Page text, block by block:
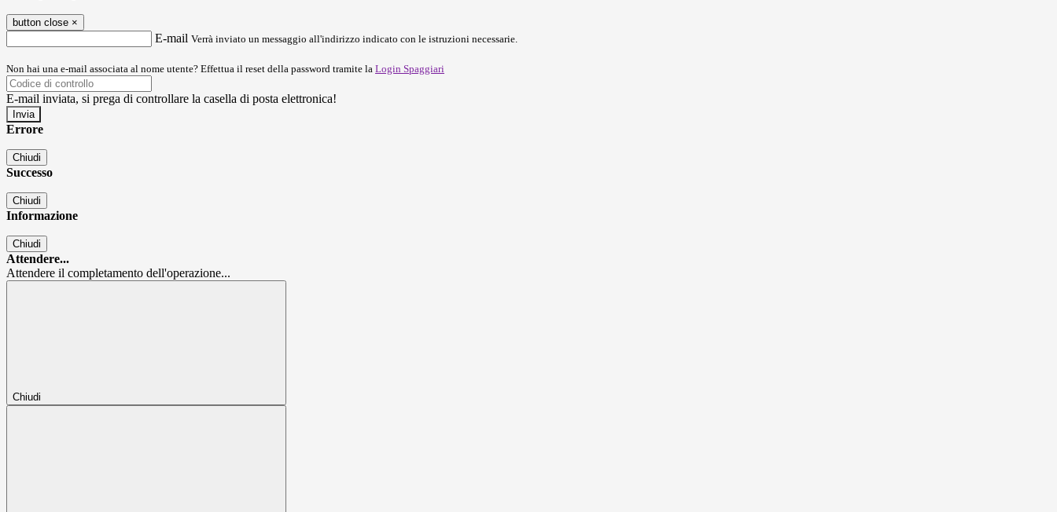
button close ×
E-mail Verrà inviato un messaggio all'indirizzo indicato con le istruzioni necessarie.
Non hai una e-mail associata al nome utente? Effettua il reset della password tramite la Login Spaggiari
E-mail inviata, si prega di controllare la casella di posta elettronica!
Errore
Chiudi
Successo
Chiudi
Informazione
Chiudi
Attendere...
Attendere il completamento dell'operazione...
Chiudi